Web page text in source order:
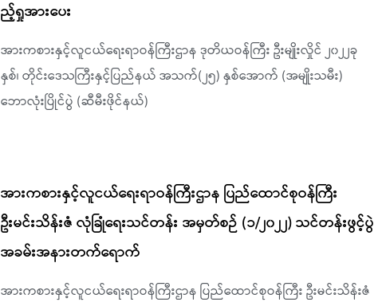
ည့်ရှုအားပေး
အားကစားနှင့်လူငယ်ရေးရာဝန်ကြီးဌာန ဒုတိယဝန်ကြီး ဦးမျိုးလှိုင် ၂၀၂၂ခု
နှစ်၊ တိုင်းဒေသကြီးနှင့်ပြည်နယ် အသက်(၂၅) နှစ်အောက် (အမျိုးသမီး)
ဘောလုံးပြိုင်ပွဲ (ဆီမီးဖိုင်နယ်)
အားကစားနှင့်လူငယ်ရေးရာဝန်ကြီးဌာန ပြည်ထောင်စုဝန်ကြီး
ဦးမင်းသိန်းဇံ လုံခြုံရေးသင်တန်း အမှတ်စဉ် (၁/၂၀၂၂) သင်တန်းဖွင့်ပွဲ
အခမ်းအနားတက်ရောက်
အားကစားနှင့်လူငယ်ရေးရာဝန်ကြီးဌာန ပြည်ထောင်စုဝန်ကြီး ဦးမင်းသိန်းဇံ